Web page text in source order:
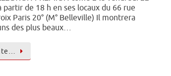
partir de 18 h en ses locaux du 66 rue
Paris 20° (M° Belleville) Il montrera
des plus beaux…